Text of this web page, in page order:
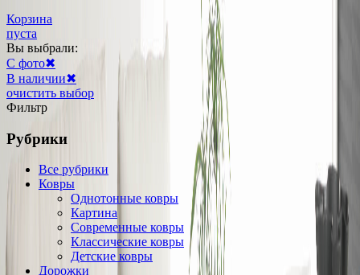
Корзина
пуста
Вы выбрали:
С фото✖
В наличии✖
очистить выбор
Фильтр
Рубрики
Все рубрики
Ковры
Однотонные ковры
Картина
Современные ковры
Классические ковры
Детские ковры
Дорожки